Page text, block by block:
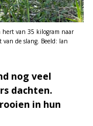
hert van 35 kilogram naar
de slang. Beeld: Ian
nog veel
dachten.
in hun